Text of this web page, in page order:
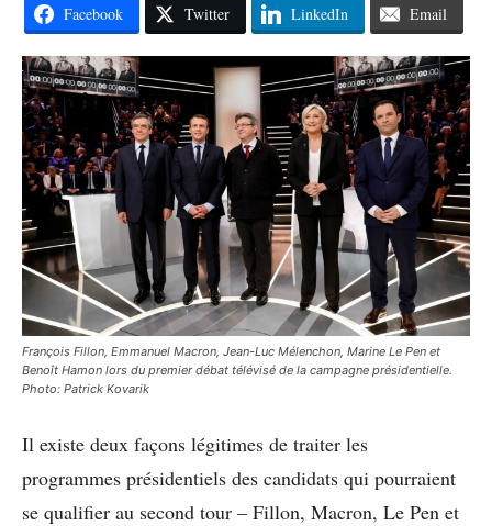
Facebook Twitter LinkedIn Email
François Fillon, Emmanuel Macron, Jean-Luc Mélenchon, Marine Le Pen et
Benoît Hamon lors du premier débat télévisé de la campagne présidentielle.
Photo: Patrick Kovarik
Il existe deux façons légitimes de traiter les
programmes présidentiels des candidats qui pourraient
se qualifier au second tour – Fillon, Macron, Le Pen et